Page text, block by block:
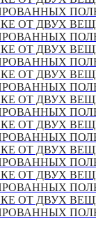
ОТ ДВУХ
ОТ ДВУХ
ОТ ДВУХ
ОТ ДВУХ
ОТ ДВУХ
ОТ ДВУХ
ОТ ДВУХ
ОТ ДВУХ